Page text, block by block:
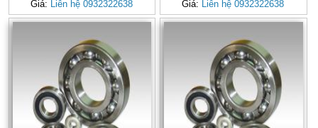
Giá: Liên hệ 0932322638 Giá: Liên hệ 0932322638